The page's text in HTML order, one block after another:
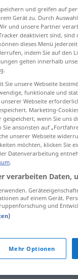
Last
und greifen auf
Gerät zu. Durch
und unsere Partner
deaktiviert sind,
dieses Menü
indem Sie auf den
gelten innerhalb
Sie unsere Webseite
funktionale und
Webseite
Marketing-
wenn Sie uns
Sie ansonsten auf
unserer Webseite
möchten, klicken Sie
Datenverarbeitung
.
verarbeiten Daten,
auf einem Gerät.
und
Mehr Optionen